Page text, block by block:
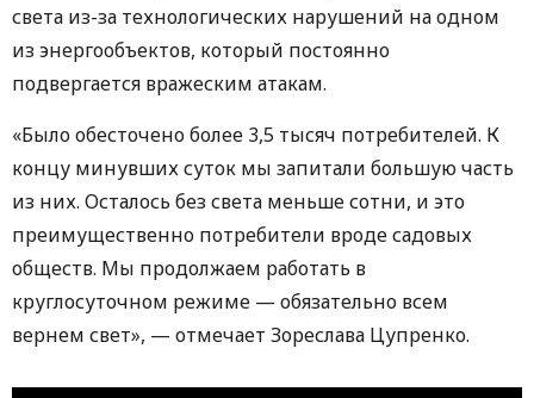
света из-за технологических нарушений на одном
из энергообъектов, который постоянно
подвергается вражеским атакам.
«Было обесточено более 3,5 тысяч потребителей. К
концу минувших суток мы запитали большую часть
из них. Осталось без света меньше сотни, и это
преимущественно потребители вроде садовых
обществ. Мы продолжаем работать в
круглосуточном режиме — обязательно всем
вернем свет», — отмечает Зореслава Цупренко.